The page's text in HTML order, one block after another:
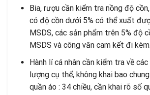
Bia, rượu cần kiểm tra nồng độ
có độ cồn dưới 5% có thể xuất
MSDS, các sản phẩm trên 5% độ
MSDS và công văn cam kết đi kèm.
Hành lí cá nhân cần kiểm tra về
lượng cụ thể, không khai bao
quần áo : 34 chiều, cần khai rõ số